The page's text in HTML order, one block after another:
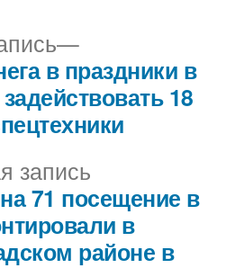
запись
запись:
71 посещение в
в
районе в
Следующая
запись:
в праздники в
18